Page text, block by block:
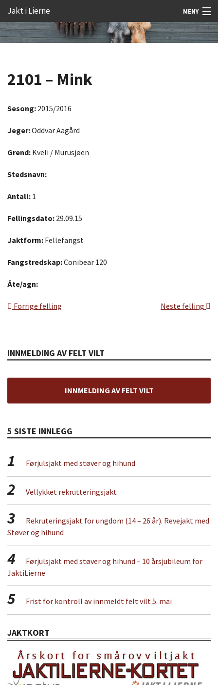
Jakt i Lierne MENY
Nyheter
Fangst
innholdet
Forstørre
2101 – Mink
Sesong: 2015/2016
Jeger:Oddvar Aagård
Grend: Kveli / Murusjøen
Stedsnavn:
Antall: 1
Fellingsdato: 29.09.15
Jaktform: Fellefangst
Fangstredskap:Conibear 120
Åte/agn:
Forrige felling Neste felling
INNMELDING AV FELT VILT
INNMELDING AV FELT VILT
5 SISTE INNLEGG
1 Førjulsjakt med støver og hihund
2 Vellykket rekrutteringsjakt
3
Rekruteringsjakt for ungdom (14 – 26 år). Revejakt med
Støver og hihund
4
Førjulsjakt med støver og hihund – 10 årsjubileum for
JaktiLierne
5 Frist for kontroll av innmeldt felt vilt 5. mai
JAKTKORT